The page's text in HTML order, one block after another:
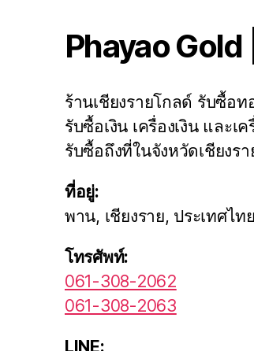
Phayao
ร้านเชียงรายโกลด์ รับซื้อ
รับซื้อเงิน เครื่องเงิน และ
รับซื้อถึงที่ในจังหวัดเชียงร
ที่อยู่:
พาน, เชียงราย, ประเทศไทย
โทรศัพท์:
061-308-2062
061-308-2063
LINE: